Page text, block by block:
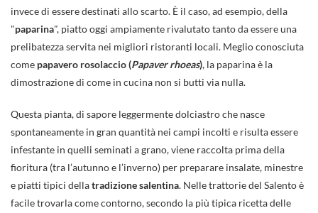
invece di essere destinati allo scarto. È il caso, ad esempio, della
"paparina", piatto oggi ampiamente rivalutato tanto da essere una
prelibatezza servita nei migliori ristoranti locali. Meglio conosciuta
come papavero rosolaccio (Papaver rhoeas), la paparina è la
dimostrazione di come in cucina non si butti via nulla.
Questa pianta, di sapore leggermente dolciastro che nasce
spontaneamente in gran quantità nei campi incolti e risulta essere
infestante in quelli seminati a grano, viene raccolta prima della
fioritura (tra l’autunno e l’inverno) per preparare insalate, minestre
e piatti tipici dellatradizione salentina. Nelle trattorie del Salento è
facile trovarla come contorno, secondo la più tipica ricetta delle